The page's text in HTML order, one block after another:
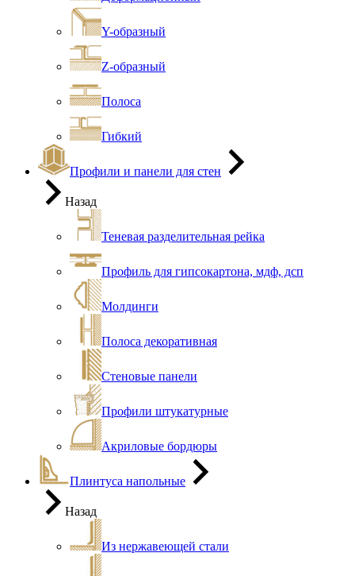
Y-образный
Z-образный
Полоса
Гибкий
Профили и панели для стен
Назад
Теневая разделительная рейка
Профиль для гипсокартона, мдф, дсп
Молдинги
Полоса декоративная
Стеновые панели
Профили штукатурные
Акриловые бордюры
Плинтуса напольные
Назад
Из нержавеющей стали